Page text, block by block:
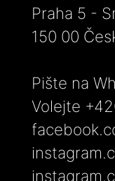
Praha 5 -
150 00
Pište na
Volejte